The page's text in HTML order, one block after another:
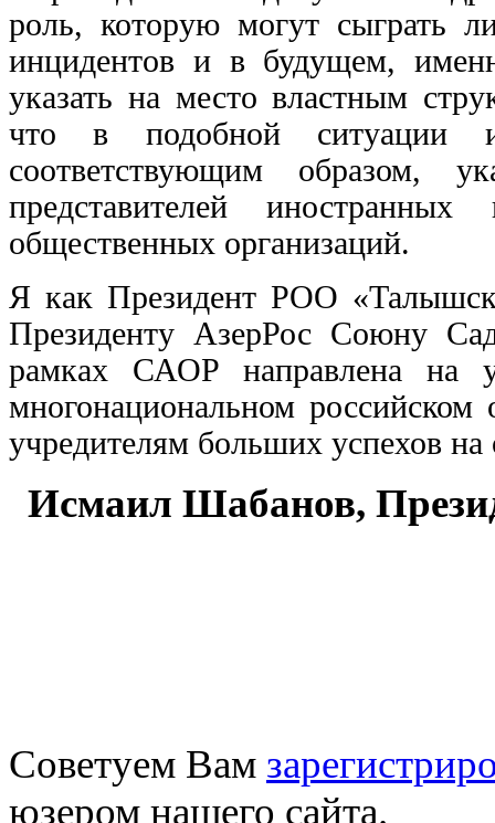
роль, которую могут сыграть
инцидентов и в будущем,
указать на место властным
что в подобной ситуации
соответствующим образом,
представителей
общественных организаций.
Я как Президент РОО
Президенту АзерРос Союну
рамках САОР направлена на
многонациональном
учредителям больших успехов
Исмаил Шабанов,
Советуем Вам
юзером нашего сайта.